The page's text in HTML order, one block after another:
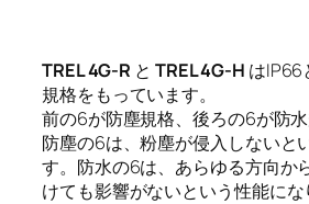
TREL 4G-R と TREL 4G-H はIP66
規格をもっています。
前の6が防塵規格、後ろの6が防水
防塵の6は、粉塵が侵入しないと
す。防水の6は、あらゆる方向か
けても影響がないという性能にな